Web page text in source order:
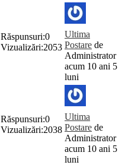
Răspunsuri:0
Vizualizări:2053
Ultima
Postare de
Administrator
acum 10 ani 5
luni
Răspunsuri:0
Vizualizări:2038
Ultima
Postare de
Administrator
acum 10 ani 5
luni